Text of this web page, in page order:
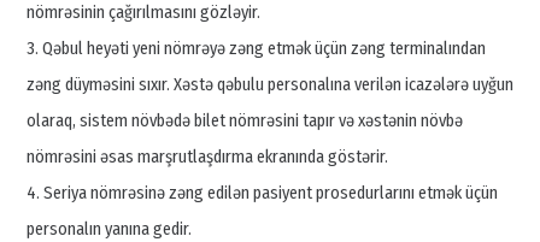
nömrəsinin çağırılmasını gözləyir.
3. Qəbul heyəti yeni nömrəyə zəng etmək üçün zəng terminalından
zəng düyməsini sıxır. Xəstə qəbulu personalına verilən icazələrə uyğun
olaraq, sistem növbədə bilet nömrəsini tapır və xəstənin növbə
nömrəsini əsas marşrutlaşdırma ekranında göstərir.
4. Seriya nömrəsinə zəng edilən pasiyent prosedurlarını etmək üçün
personalın yanına gedir.